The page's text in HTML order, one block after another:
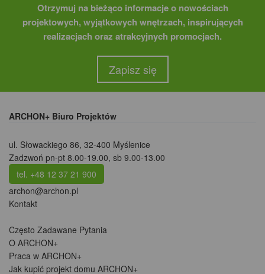
Otrzymuj na bieżąco informacje o nowościach
projektowych, wyjątkowych wnętrzach, inspirujących
realizacjach oraz atrakcyjnych promocjach.
Zapisz się
ARCHON+ Biuro Projektów
ul. Słowackiego 86, 32-400 Myślenice
Zadzwoń pn-pt 8.00-19.00, sb 9.00-13.00
tel. +48 12 37 21 900
archon@archon.pl
Kontakt
Często Zadawane Pytania
O ARCHON+
Praca w ARCHON+
Jak kupić projekt domu ARCHON+